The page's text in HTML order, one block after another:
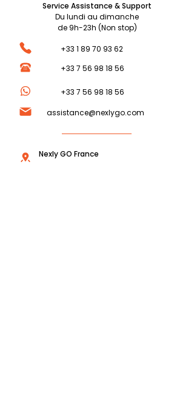
Service Assistance & Support
Du lundi au dimanche
de 9h-23h (Non stop)
+33 1 89 70 93 62
+33 7 56 98 18 56
+33 7 56 98 18 56
assistance@nexlygo.com
Nexly GO France